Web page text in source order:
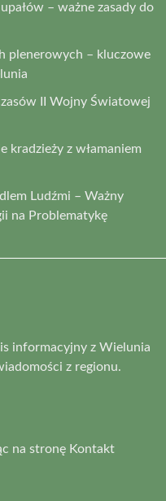
– ważne zasady do
plenerowych – kluczowe
II Wojny Światowej
kradzieży z włamaniem
Ludźmi – Ważny
na Problematykę
informacyjny z Wielunia
z regionu.
na stronę Kontakt